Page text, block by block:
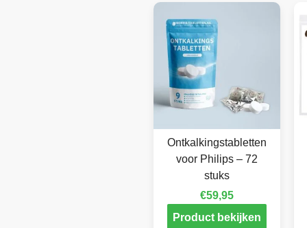
Ontkalkingstabletten
voor Philips – 72
stuks
€59,95
Product bekijken